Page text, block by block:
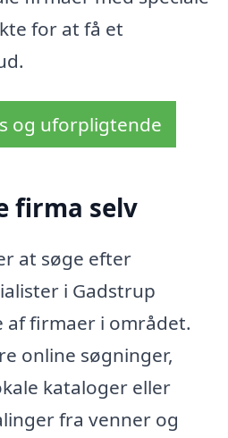
for at få et
og uforpligtende
firma selv
at søge efter
i Gadstrup
af firmaer i området.
online søgninger,
kataloger eller
fra venner og